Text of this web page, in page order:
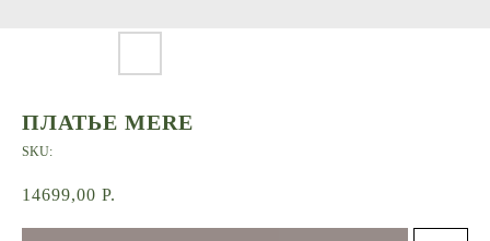
ПЛАТЬЕ MERE
SKU:
14699,00 Р.